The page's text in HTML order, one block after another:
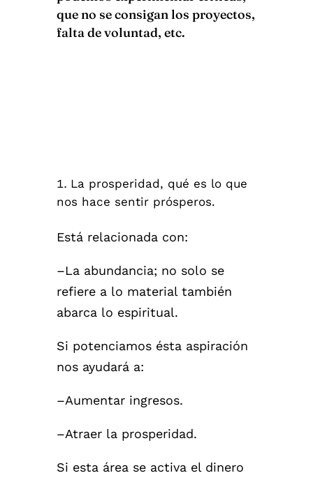
que no se consigan los proyectos,
falta de voluntad, etc.
La prosperidad, qué es lo que
nos hace sentir prósperos.
Está relacionada con:
–La abundancia; no solo se
refiere a lo material también
abarca lo espiritual.
Si potenciamos ésta aspiración
nos ayudará a:
–Aumentar ingresos.
–Atraer la prosperidad.
Si esta área se activa el dinero